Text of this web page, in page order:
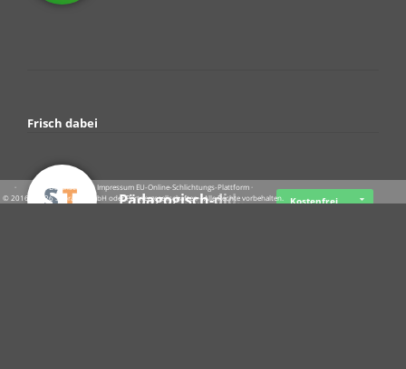
Frisch dabei
Pädagogisch-did… Kostenfrei
· · ·Datenschutz ·Impressum EU-Online-Schlichtungs-Plattform·
© 2016 - 2026 SupraTix GmbH oder Partnergesellschaften - Alle Rechte vorbehalten.